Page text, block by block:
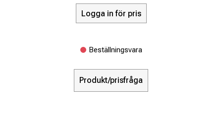
Logga in för pris
Beställningsvara
Produkt/prisfråga